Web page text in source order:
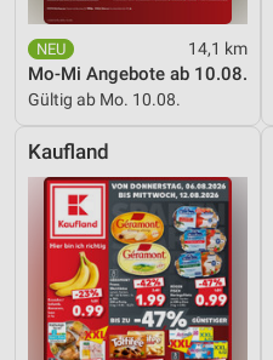
14,1 km
Mo-Mi Angebote ab 10.08.
Gültig ab Mo. 10.08.
Kaufland
Performance
Funktional
Werbung